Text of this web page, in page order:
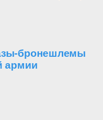
бронешлемы
армии